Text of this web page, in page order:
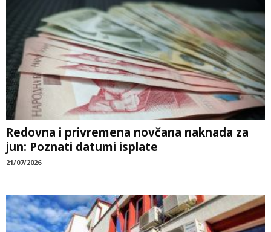
Redovna i privremena novčana naknada za
jun: Poznati datumi isplate
21/07/2026